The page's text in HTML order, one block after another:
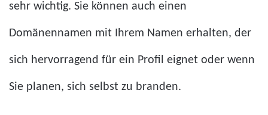
sehr wichtig. Sie können auch einen
Domänennamen mit Ihrem Namen erhalten, der
sich hervorragend für ein Profil eignet oder wenn
Sie planen, sich selbst zu branden.